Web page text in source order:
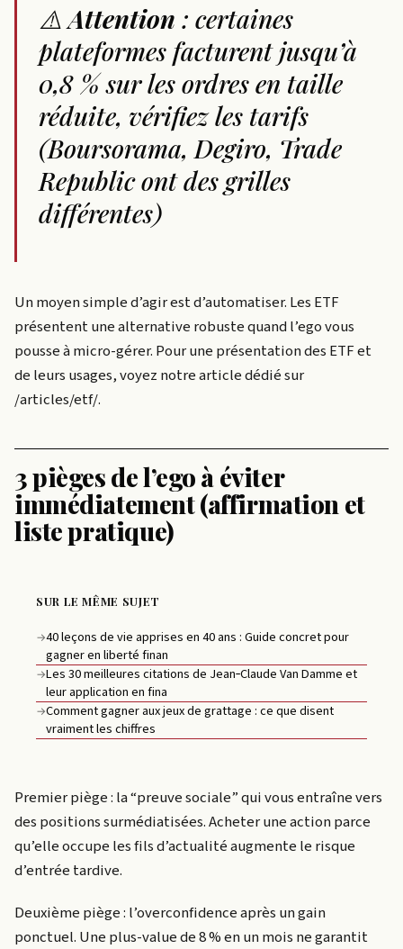
⚠️Attention : certaines
plateformes facturent jusqu’à
0,8 % sur les ordres en taille
réduite, vérifiez les tarifs
(Boursorama, Degiro, Trade
Republic ont des grilles
différentes)
Un moyen simple d’agir est d’automatiser. Les ETF
présentent une alternative robuste quand l’ego vous
pousse à micro-gérer. Pour une présentation des ETF et
de leurs usages, voyez notre article dédié sur
/articles/etf/.
3 pièges de l’ego à éviter
immédiatement (affirmation et
liste pratique)
SUR LE MÊME SUJET
→40 leçons de vie apprises en 40 ans : Guide concret pour
gagner en liberté finan
→Les 30 meilleures citations de Jean‑Claude Van Damme et
leur application en fina
→Comment gagner aux jeux de grattage : ce que disent
vraiment les chiffres
Premier piège : la “preuve sociale” qui vous entraîne vers
des positions surmédiatisées. Acheter une action parce
qu’elle occupe les fils d’actualité augmente le risque
d’entrée tardive.
Deuxième piège : l’overconfidence après un gain
ponctuel. Une plus-value de 8 % en un mois ne garantit